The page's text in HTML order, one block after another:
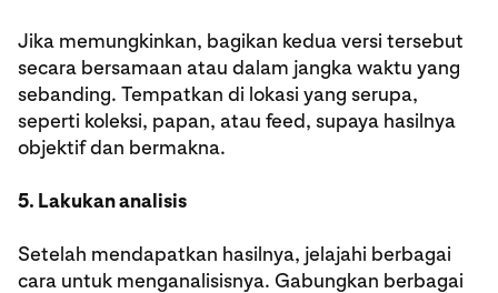
Jika memungkinkan, bagikan kedua versi tersebut
secara bersamaan atau dalam jangka waktu yang
sebanding. Tempatkan di lokasi yang serupa,
seperti koleksi, papan, atau feed, supaya hasilnya
objektif dan bermakna.
5. Lakukan analisis
Setelah mendapatkan hasilnya, jelajahi berbagai
cara untuk menganalisisnya. Gabungkan berbagai